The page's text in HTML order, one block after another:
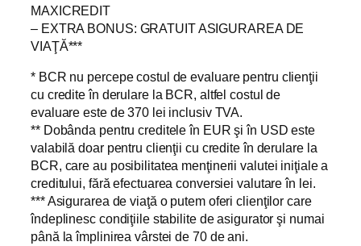
MAXICREDIT
– EXTRA BONUS: GRATUIT ASIGURAREA DE
VIAŢĂ***
* BCR nu percepe costul de evaluare pentru clienţii
cu credite în derulare la BCR, altfel costul de
evaluare este de 370 lei inclusiv TVA.
** Dobânda pentru creditele în EUR şi în USD este
valabilă doar pentru clienţii cu credite în derulare la
BCR, care au posibilitatea menţinerii valutei iniţiale a
creditului, fără efectuarea conversiei valutare în lei.
*** Asigurarea de viaţă o putem oferi clienţilor care
îndeplinesc condiţiile stabilite de asigurator şi numai
până la împlinirea vârstei de 70 de ani.